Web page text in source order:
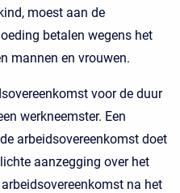
moest aan de
betalen wegens het
mannen en vrouwen.
voor de duur
werkneemster. Een
arbeidsovereenkomst doet
aanzegging over het
na het